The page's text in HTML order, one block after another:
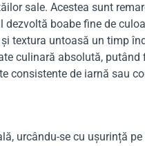
sale. Acestea sunt
boabe fine de
textura untoasă un timp
culinară absolută,
consistente de iarnă sau
urcându-se cu ușurință